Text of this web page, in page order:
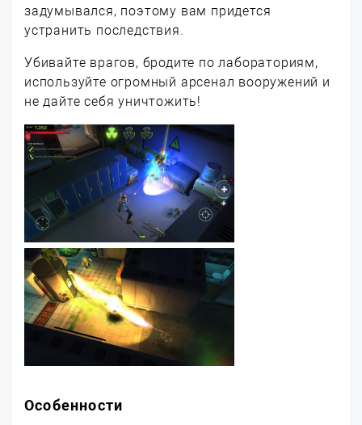
задумывался, поэтому вам придется
устранить последствия.
Убивайте врагов, бродите по лабораториям,
используйте огромный арсенал вооружений и
не дайте себя уничтожить!
Особенности